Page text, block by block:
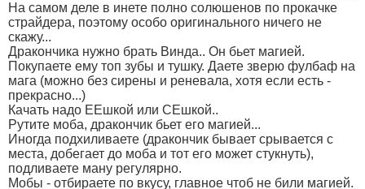
На самом деле в инете полно солюшенов по прокачке
страйдера, поэтому особо оригинального ничего не
скажу...
Дракончика нужно брать Винда.. Он бьет магией.
Покупаете ему топ зубы и тушку. Даете зверю фулбаф на
мага (можно без сирены и реневала, хотя если есть -
прекрасно...)
Качать надо ЕЕшкой или СЕшкой..
Рутите моба, дракончик бьет его магией...
Иногда подхиливаете (дракончик бывает срывается с
места, добегает до моба и тот его может стукнуть),
подливаете ману регулярно.
Мобы - отбираете по вкусу, главное чтоб не били магией.